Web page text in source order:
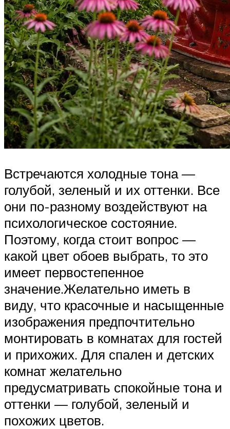
Встречаются холодные тона —
голубой, зеленый и их оттенки. Все
они по-разному воздействуют на
психологическое состояние.
Поэтому, когда стоит вопрос —
какой цвет обоев выбрать, то это
имеет первостепенное
значение.Желательно иметь в
виду, что красочные и насыщенные
изображения предпочтительно
монтировать в комнатах для гостей
и прихожих. Для спален и детских
комнат желательно
предусматривать спокойные тона и
оттенки — голубой, зеленый и
похожих цветов.